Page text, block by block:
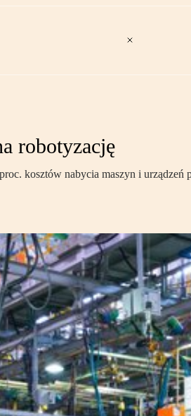
robotyzację
kosztów nabycia maszyn i